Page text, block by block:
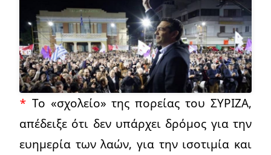
* Το «σχολείο» της πορείας του ΣΥΡΙΖΑ,
απέδειξε ότι δεν υπάρχει δρόμος για την
ευημερία των λαών, για την ισοτιμία και